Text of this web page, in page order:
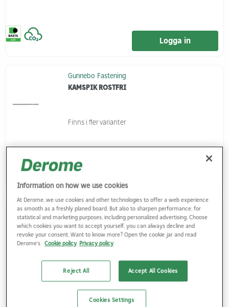
Logga in
Gunnebo Fastening
KAMSPIK ROSTFRI
Finns i fler varianter
Gunnebo Fastening
TRÅDSPIK BLANK RÄFFLAD FLAT
Information on how we use cookies
At Derome, we use cookies and other technologies to offer a web experience
as smooth as a freshly planed board. But also to sharpen performance, for
statistical and marketing purposes, including personalized advertising. Choose
which cookies you want to accept yourself, you can always decline and
revoke your consent. Want to know more? Open the cookie jar and read
Derome's Cookie policy Privacy policy
Reject All Accept All Cookies
Cookies Settings